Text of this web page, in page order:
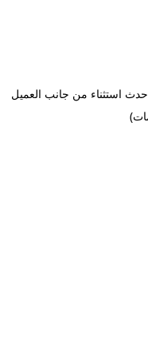
استثناء من جانب العميل